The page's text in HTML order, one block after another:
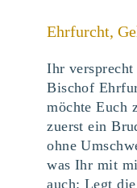
Ehrfurcht,
Ihr
Bischof
möchte Euch
zuerst ein
ohne
was Ihr mit
auch: Legt